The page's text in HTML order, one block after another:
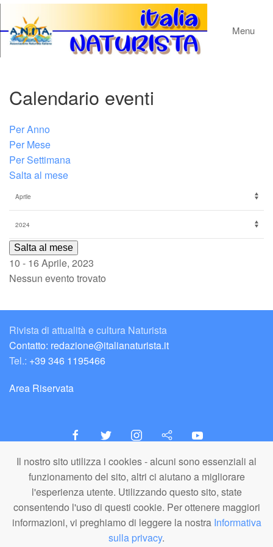
Il nostro sito utilizza i cookies - alcuni sono essenziali al
funzionamento del sito, altri ci aiutano a migliorare
l'esperienza utente. Utilizzando questo sito, state
consentendo l'uso di questi cookie. Per ottenere maggiori
informazioni, vi preghiamo di leggere la nostra Informativa
sulla privacy.
Menu
Calendario eventi
Per Anno
Per Mese
Per Settimana
Salta al mese
Salta al mese
10 - 16 Aprile, 2023
Nessun evento trovato
Rivista di attualità e cultura Naturista
Contatto: redazione@italianaturista.it
Tel.: +39 346 1195466
Area Riservata
italiaNATURISTA
Editore e Redazione
A.N.ITA. Associazione Naturista Italiana (APS)
C.F. 80203710159
© A.N.ITA. - Tutto il materiale pubblicato in questo sito è di proprietà di